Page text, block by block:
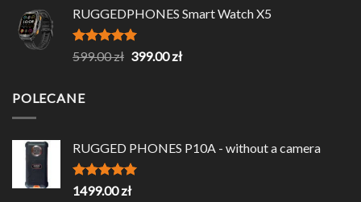
wynosiła:
399.00 zł.
wynosi:
RUGGEDPHONES Smart Watch X5
Oceniono
599.00zł Pierwotna
399.00złAktualna
POLECANE
RUGGED PHONES P10A - without a camera
Oceniono
1499.00zł